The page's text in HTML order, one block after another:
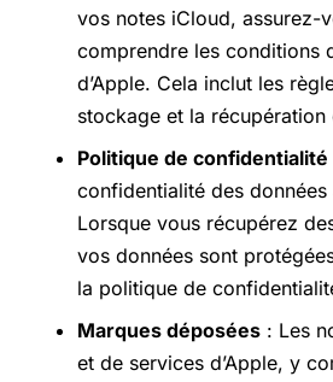
vos notes iCloud, assurez-
comprendre les conditions
d’Apple. Cela inclut les
stockage et la récupération
Politique de confidentialité
confidentialité des données
Lorsque vous récupérez
vos données sont
la politique de
Marques déposées : Les
et de services d’Apple, y